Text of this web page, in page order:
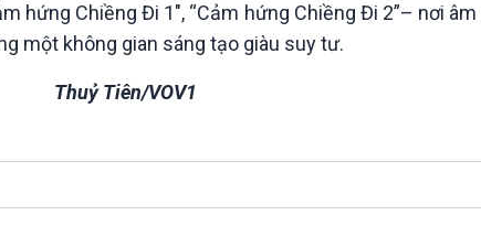
hứng Chiềng Đi 1", “Cảm hứng Chiềng Đi 2”– nơi âm
một không gian sáng tạo giàu suy tư.
Thuỷ Tiên/VOV1